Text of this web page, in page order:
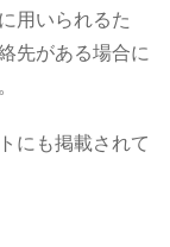
用いられるた
先がある場合に
にも掲載されて